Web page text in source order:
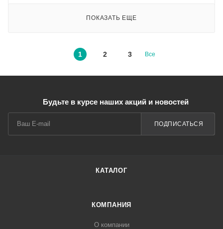
ПОКАЗАТЬ ЕЩЕ
1 2 3 Все
Будьте в курсе наших акций и новостей
ПОДПИСАТЬСЯ
КАТАЛОГ
КОМПАНИЯ
О компании